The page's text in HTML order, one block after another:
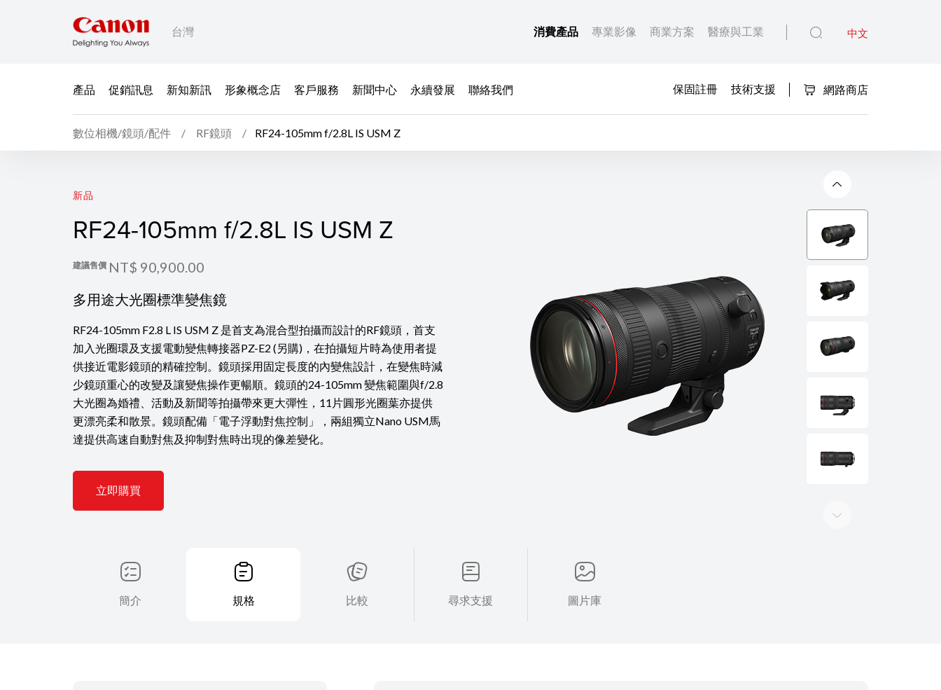
台灣 消費產品 專業影像 商業方案 醫療與工業 中文
產品 促銷訊息 新知新訊 形象概念店 客戶服務 新聞中心 永續發展 聯絡我們 保固註冊 技術支援 網路商店
數位相機/鏡頭/配件 RF鏡頭 RF24-105mm f/2.8L IS USM Z
RF24-105mm f/2.8L IS USM Z
新品
RF24-105mm f/2.8L IS USM Z
建議售價 NT$ 90,900.00
多用途大光圈標準變焦鏡
RF24-105mm F2.8 L IS USM Z 是首支為混合型拍攝而設計的RF鏡頭，首支
加入光圈環及支援電動變焦轉接器PZ-E2 (另購)，在拍攝短片時為使用者提
供接近電影鏡頭的精確控制。鏡頭採用固定長度的內變焦設計，在變焦時減
少鏡頭重心的改變及讓變焦操作更暢順。鏡頭的24-105mm 變焦範圍與f/2.8
大光圈為婚禮、活動及新聞等拍攝帶來更大彈性，11片圓形光圈葉亦提供
更漂亮柔和散景。鏡頭配備「電子浮動對焦控制」，兩組獨立Nano USM馬
達提供高速自動對焦及抑制對焦時出現的像差變化。
立即購買
簡介 規格 比較 尋求支援 圖片庫